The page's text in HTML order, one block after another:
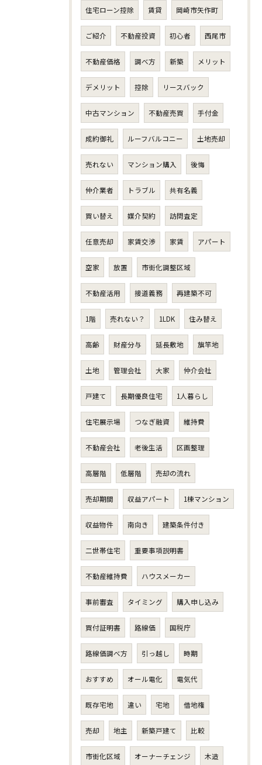
住宅ローン控除 賃貸 岡崎市矢作町
ご紹介 不動産投資 初心者 西尾市
不動産価格 調べ方 新築 メリット
デメリット 控除 リースバック
中古マンション 不動産売買 手付金
成約御礼 ルーフバルコニー 土地売却
売れない マンション購入 後悔
仲介業者 トラブル 共有名義
買い替え 媒介契約 訪問査定
任意売却 家賃交渉 家賃 アパート
空家 放置 市街化調整区域
不動産活用 接道義務 再建築不可
1階 売れない？ 1LDK 住み替え
高齢 財産分与 延長敷地 旗竿地
土地 管理会社 大家 仲介会社
戸建て 長期優良住宅 1人暮らし
住宅展示場 つなぎ融資 維持費
不動産会社 老後生活 区画整理
高層階 低層階 売却の流れ
売却期間 収益アパート 1棟マンション
収益物件 南向き 建築条件付き
二世帯住宅 重要事項説明書
不動産維持費 ハウスメーカー
事前審査 タイミング 購入申し込み
買付証明書 路線価 国税庁
路線価調べ方 引っ越し 時期
おすすめ オール電化 電気代
既存宅地 違い 宅地 借地権
売却 地主 新築戸建て 比較
市街化区域 オーナーチェンジ 木造